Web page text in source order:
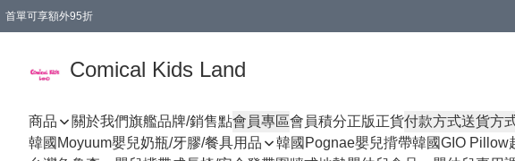
首單可享額外95折
Comical Kids Land
商品 關於我們旗艦品牌/銷售點會員專區會員積分正版正貨付款方式送貨方
韓國Moyuum嬰兒奶瓶/牙膠/餐具用品
韓國Pognae嬰兒揹帶韓國GIO Pillow